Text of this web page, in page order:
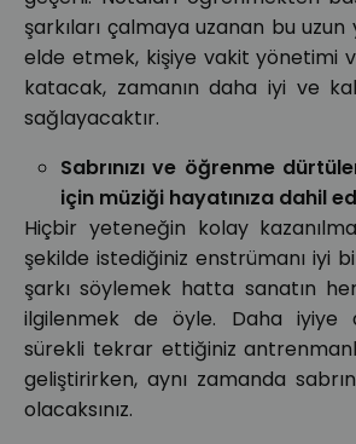
şarkıları çalmaya uzanan bu
elde etmek, kişiye vakit yönetimi
katacak, zamanın daha iyi ve
sağlayacaktır.
Sabrınızı ve öğrenme
için müziği hayatınıza dahil
Hiçbir yeteneğin kolay
şekilde istediğiniz enstrümanı iyi
şarkı söylemek hatta sanatın
ilgilenmek de öyle. Daha iyiye
sürekli tekrar ettiğiniz
geliştirirken, aynı zamanda
olacaksınız.